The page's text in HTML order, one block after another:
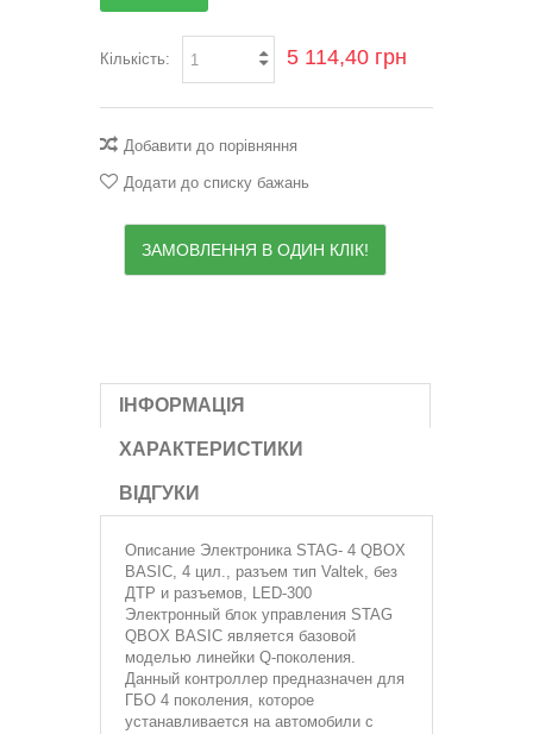
Кількість: 5 114,40 грн
Добавити до порівняння
Додати до списку бажань
ЗАМОВЛЕННЯ В ОДИН КЛІК!
ІНФОРМАЦІЯ
ХАРАКТЕРИСТИКИ
ВІДГУКИ
Описание Электроника STAG- 4 QBOX
BASIC, 4 цил., разъем тип Valtek, без
ДТР и разъемов, LED-300
Электронный блок управления STAG
QBOX BASIC является базовой
моделью линейки Q-поколения.
Данный контроллер предназначен для
ГБО 4 поколения, которое
устанавливается на автомобили с